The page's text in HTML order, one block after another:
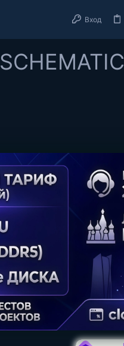
Вход
SCHEMATIC